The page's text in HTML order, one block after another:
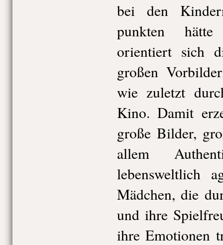
bei den
punkten
orientiert sich
großen
wie zuletzt
Kino. Damit
große Bilder,
allem
lebensweltlich
Mädchen, die
und ihre
ihre Emotionen